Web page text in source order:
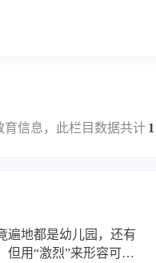
育信息，此栏目数据共计 1
遍地都是幼儿园，还有
但用“激烈”来形容可能